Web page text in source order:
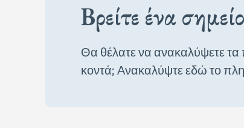
Βρείτε ένα
Θα θέλατε να ανακαλύψετε
κοντά; Ανακαλύψτε εδώ το